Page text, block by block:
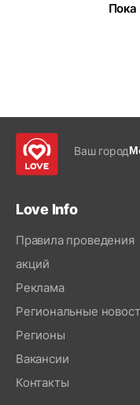
Пока
Ваш город
Love Info
Правила проведения
акций
Реклама
Региональные
Регионы
Вакансии
Контакты